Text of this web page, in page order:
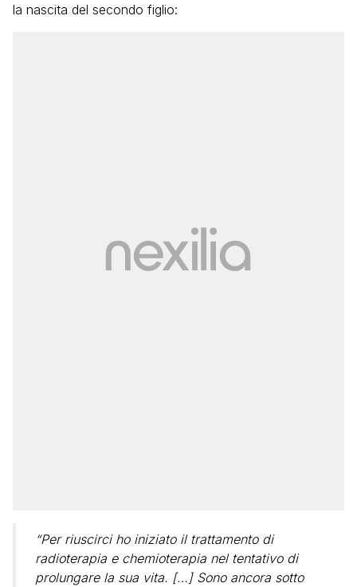
la nascita del secondo figlio:
“Per riuscirci ho iniziato il trattamento di
radioterapia e chemioterapia nel tentativo di
prolungare la sua vita. […] Sono ancora sotto